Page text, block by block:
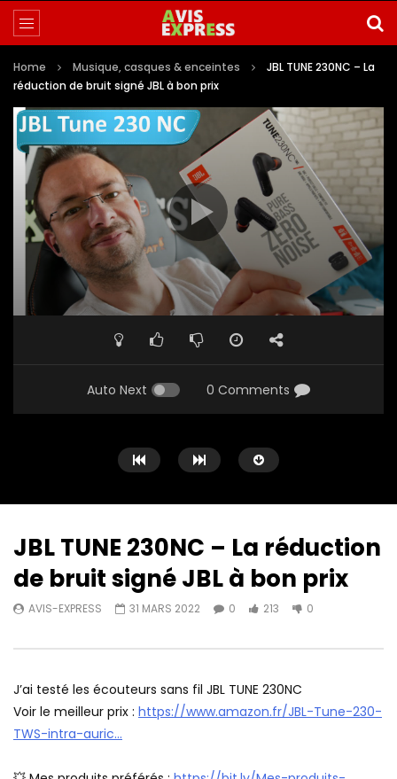
Home Musique, casques & enceintes
JBL TUNE 230NC – La
réduction de bruit signé JBL à bon prix
Auto Next 0 Comments
Watch Later
🌬️ La réduction de bruit active à
AVIS-EXPRESS
12 JUILLET 2022
0
192 0
Hybrid haut de
0
JBL TUNE 230NC – La réduction
de bruit signé JBL à bon prix
AVIS-EXPRESS 31 MARS 2022 0 213 0
J’ai testé les écouteurs sans fil JBL TUNE 230NC
Voir le meilleur prix : https://www.amazon.fr/JBL-Tune-230-
TWS-intra-auric…